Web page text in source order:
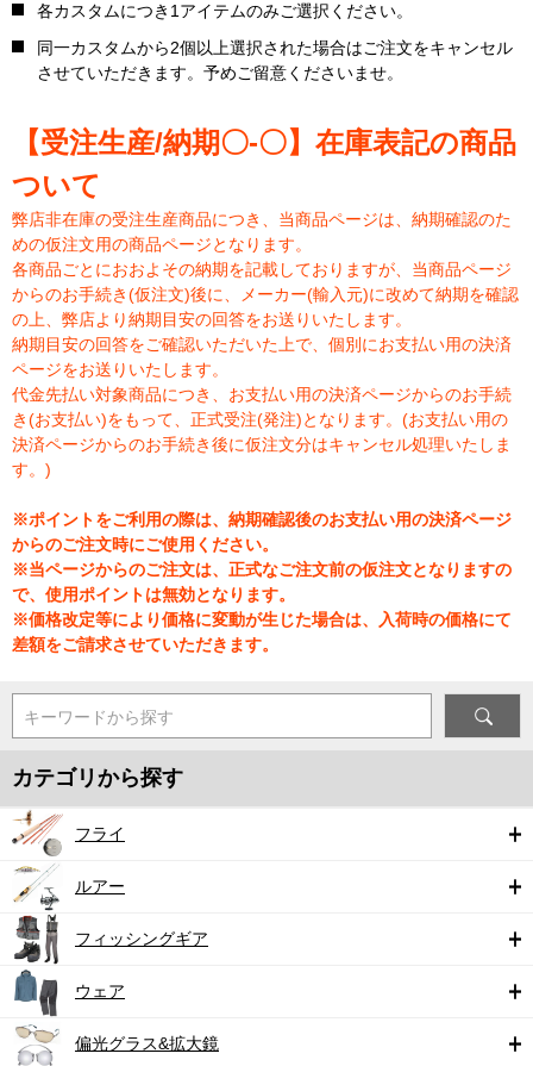
各カスタムにつき1アイテムのみご選択ください。
同一カスタムから2個以上選択された場合はご注文をキャンセル
させていただきます。予めご留意くださいませ。
【受注生産/納期〇-〇】在庫表記の商品
ついて
弊店非在庫の受注生産商品につき、当商品ページは、納期確認のた
めの仮注文用の商品ページとなります。
各商品ごとにおおよその納期を記載しておりますが、当商品ページ
からのお手続き(仮注文)後に、メーカー(輸入元)に改めて納期を確認
の上、弊店より納期目安の回答をお送りいたします。
納期目安の回答をご確認いただいた上で、個別にお支払い用の決済
ページをお送りいたします。
代金先払い対象商品につき、お支払い用の決済ページからのお手続
き(お支払い)をもって、正式受注(発注)となります。(お支払い用の
決済ページからのお手続き後に仮注文分はキャンセル処理いたしま
す。)
※ポイントをご利用の際は、納期確認後のお支払い用の決済ページ
からのご注文時にご使用ください。
※当ページからのご注文は、正式なご注文前の仮注文となりますの
で、使用ポイントは無効となります。
※価格改定等により価格に変動が生じた場合は、入荷時の価格にて
差額をご請求させていただきます。
キーワードから探す
カテゴリから探す
フライ
ルアー
フィッシングギア
ウェア
偏光グラス&拡大鏡